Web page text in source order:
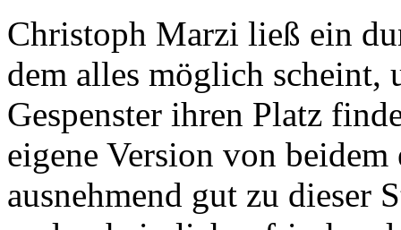
Christoph Marzi ließ ein
dem alles möglich scheint,
Gespenster ihren Platz
eigene Version von
ausnehmend gut zu dieser